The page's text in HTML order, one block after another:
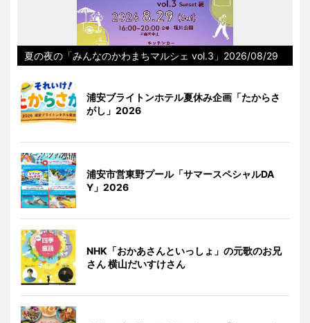
夏の夜の「みんなのかわまちマルシェ vol.3」2026/08/29
浦安ブライトンホテル夏休み企画「たからさ
がし」2026
浦安市営東野プール「サマースペシャルDA
Y」2026
NHK「おかあさんといっしょ」の元歌のお兄
さん 横山だいすけさん